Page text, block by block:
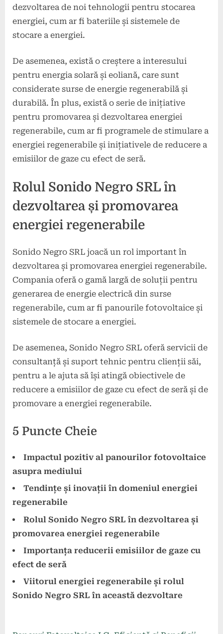
dezvoltarea de noi tehnologii pentru stocarea
energiei, cum ar fi bateriile și sistemele de
stocare a energiei.
De asemenea, există o creștere a interesului
pentru energia solară și eoliană, care sunt
considerate surse de energie regenerabilă și
durabilă. În plus, există o serie de inițiative
pentru promovarea și dezvoltarea energiei
regenerabile, cum ar fi programele de stimulare a
energiei regenerabile și inițiativele de reducere a
emisiilor de gaze cu efect de seră.
Rolul Sonido Negro SRL în
dezvoltarea și promovarea
energiei regenerabile
Sonido Negro SRL joacă un rol important în
dezvoltarea și promovarea energiei regenerabile.
Compania oferă o gamă largă de soluții pentru
generarea de energie electrică din surse
regenerabile, cum ar fi panourile fotovoltaice și
sistemele de stocare a energiei.
De asemenea, Sonido Negro SRL oferă servicii de
consultanță și suport tehnic pentru clienții săi,
pentru a le ajuta să își atingă obiectivele de
reducere a emisiilor de gaze cu efect de seră și de
promovare a energiei regenerabile.
5 Puncte Cheie
Impactul pozitiv al panourilor fotovoltaice
asupra mediului
Tendințe și inovații în domeniul energiei
regenerabile
Rolul Sonido Negro SRL în dezvoltarea și
promovarea energiei regenerabile
Importanța reducerii emisiilor de gaze cu
efect de seră
Viitorul energiei regenerabile și rolul
Sonido Negro SRL în această dezvoltare